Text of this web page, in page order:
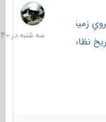
زميني
نظامی
سه
شنبه
در